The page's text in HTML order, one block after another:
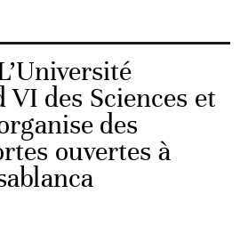
des Sciences et
des
ouvertes à